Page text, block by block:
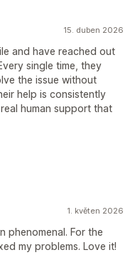
15. duben 2026
and have reached out
single time, they
the issue without
help is consistently
human support that
1. květen 2026
phenomenal. For the
my problems. Love it!